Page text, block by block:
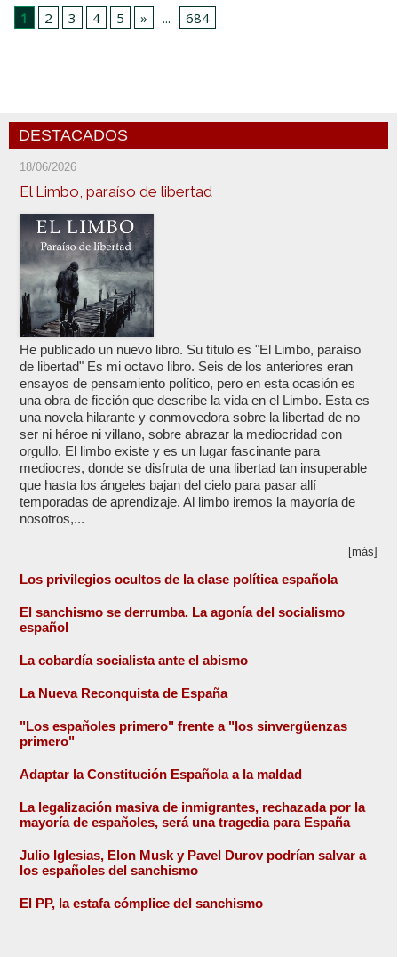
1
2 3 4 5 » ... 684
DESTACADOS
18/06/2026
El Limbo, paraíso de libertad
He publicado un nuevo libro. Su título es "El Limbo, paraíso
de libertad" Es mi octavo libro. Seis de los anteriores eran
ensayos de pensamiento político, pero en esta ocasión es
una obra de ficción que describe la vida en el Limbo. Esta es
una novela hilarante y conmovedora sobre la libertad de no
ser ni héroe ni villano, sobre abrazar la mediocridad con
orgullo. El limbo existe y es un lugar fascinante para
mediocres, donde se disfruta de una libertad tan insuperable
que hasta los ángeles bajan del cielo para pasar allí
temporadas de aprendizaje. Al limbo iremos la mayoría de
nosotros,...
[más]
Los privilegios ocultos de la clase política española
El sanchismo se derrumba. La agonía del socialismo
español
La cobardía socialista ante el abismo
La Nueva Reconquista de España
"Los españoles primero" frente a "los sinvergüenzas
primero"
Adaptar la Constitución Española a la maldad
La legalización masiva de inmigrantes, rechazada por la
mayoría de españoles, será una tragedia para España
Julio Iglesias, Elon Musk y Pavel Durov podrían salvar a
los españoles del sanchismo
El PP, la estafa cómplice del sanchismo